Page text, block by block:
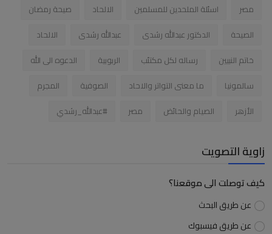
مصر اسئلة الملحدين للمسلمين الالحاد
صيحة رمضان
الصيحة
الدكتور عبدالله رشدى عبدالله رشدى
الالحاد
خاتم النبيين
رساله لكل مكتئب الربوبية
الدعوه الى الله
سالمونيا
ما معنى التواتر والاحاد الصوفية
المجرم
الأزهر
الصيام والحائض مصر #عبدالله_رشدي
زاوية التصويت
كيف توصلت الى موقعنا؟
عن طريق البحث
عن طريق فيسبوك